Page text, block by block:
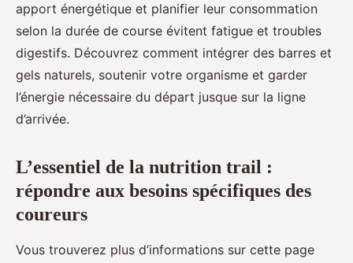
Paul•28 juillet 2025•6 min de lecture
apport énergétique et planifier leur consommation
selon la durée de course évitent fatigue et troubles
digestifs. Découvrez comment intégrer des barres et
gels naturels, soutenir votre organisme et garder
l’énergie nécessaire du départ jusque sur la ligne
d’arrivée.
L’essentiel de la nutrition trail :
répondre aux besoins spécifiques des
coureurs
Vous trouverez plus d’informations sur cette page